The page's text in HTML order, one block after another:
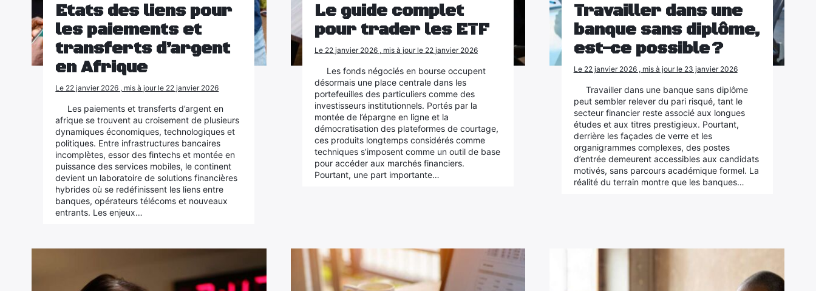
Etats des liens pour
les paiements et
transferts d’argent
en Afrique
Le 22 janvier 2026 , mis à jour le 22 janvier 2026
Les paiements et transferts d’argent en
afrique se trouvent au croisement de plusieurs
dynamiques économiques, technologiques et
politiques. Entre infrastructures bancaires
incomplètes, essor des fintechs et montée en
puissance des services mobiles, le continent
devient un laboratoire de solutions financières
hybrides où se redéfinissent les liens entre
banques, opérateurs télécoms et nouveaux
entrants. Les enjeux…
Le guide complet
pour trader les ETF
Le 22 janvier 2026 , mis à jour le 22 janvier 2026
Les fonds négociés en bourse occupent
désormais une place centrale dans les
portefeuilles des particuliers comme des
investisseurs institutionnels. Portés par la
montée de l’épargne en ligne et la
démocratisation des plateformes de courtage,
ces produits longtemps considérés comme
techniques s’imposent comme un outil de base
pour accéder aux marchés financiers.
Pourtant, une part importante…
Travailler dans une
banque sans diplôme,
est-ce possible ?
Le 22 janvier 2026 , mis à jour le 23 janvier 2026
Travailler dans une banque sans diplôme
peut sembler relever du pari risqué, tant le
secteur financier reste associé aux longues
études et aux titres prestigieux. Pourtant,
derrière les façades de verre et les
organigrammes complexes, des postes
d’entrée demeurent accessibles aux candidats
motivés, sans parcours académique formel. La
réalité du terrain montre que les banques…